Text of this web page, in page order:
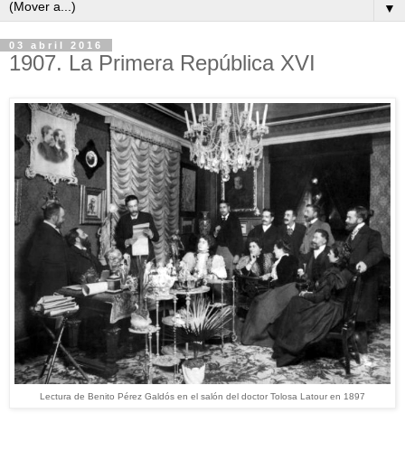
▼
03 abril 2016
1907. La Primera República XVI
Lectura de Benito Pérez Galdós en el salón del doctor Tolosa Latour en 1897